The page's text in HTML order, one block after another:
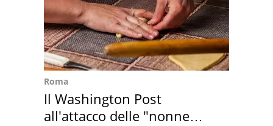
Roma
Il Washington Post
all'attacco delle "nonne